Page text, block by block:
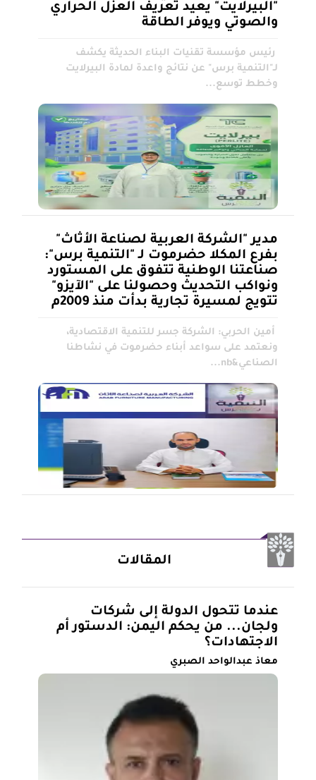
"البيرلايت" يعيد تعريف العزل الحراري
والصوتي ويوفر الطاقة
رئيس مؤسسة تقنيات البناء الحديثة يكشف
لـ"التنمية برس" عن نتائج واعدة لمادة البيرلايت
وخطط توسع...
مدير "الشركة العربية لصناعة الأثاث"
بفرع المكلا حضرموت لـ "التنمية برس":
صناعتنا الوطنية تتفوق على المستورد
ونواكب التحديث وحصولنا على "الآيزو"
تتويج لمسيرة تجارية بدأت منذ 2009م
أمين الحربي: الشركة جسر للتنمية الاقتصادية،
ونعتمد على سواعد أبناء حضرموت في نشاطنا
الصناعي&nb...
المقالات
عندما تتحول الدولة إلى شركات
ولجان... من يحكم اليمن: الدستور أم
الاجتهادات؟
معاذ عبدالواحد الصبري